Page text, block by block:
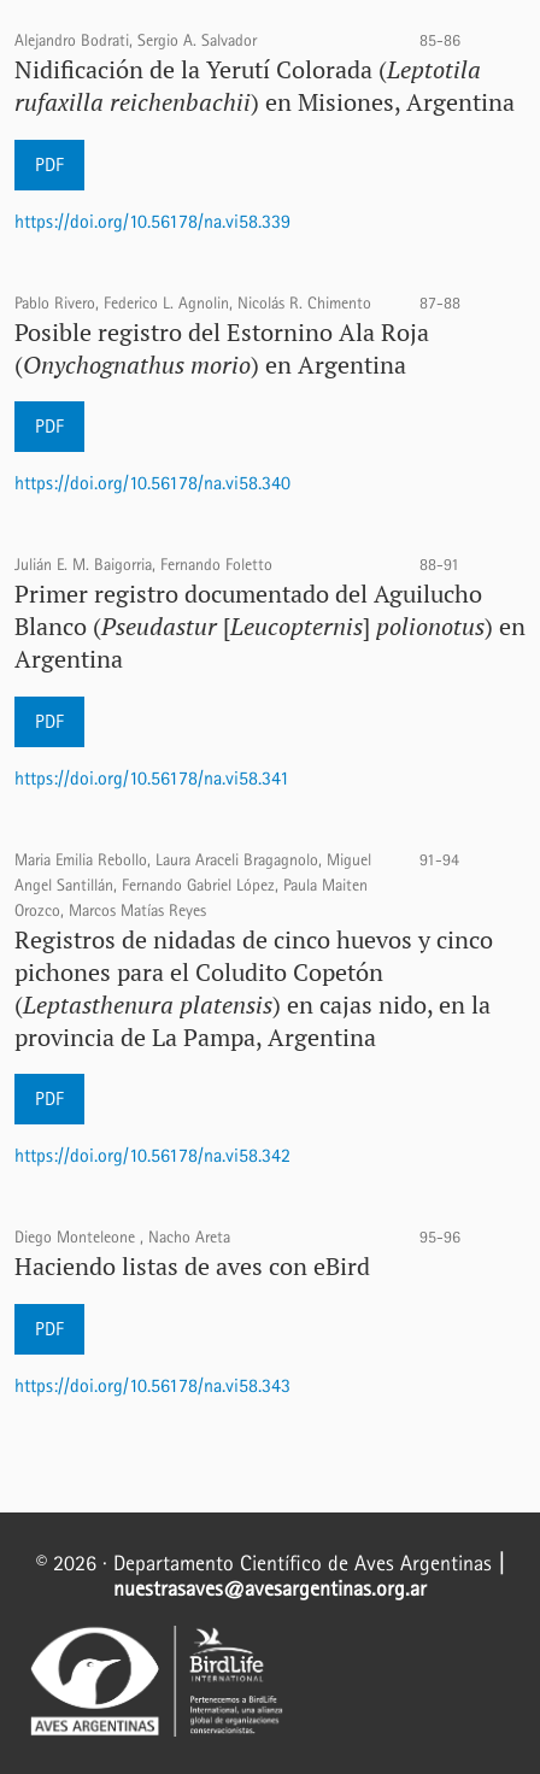
Alejandro Bodrati, Sergio A. Salvador 85-86
Nidificación de la Yerutí Colorada (Leptotila
rufaxilla reichenbachii) en Misiones, Argentina
PDF
https://doi.org/10.56178/na.vi58.339
Pablo Rivero, Federico L. Agnolin, Nicolás R. Chimento 87-88
Posible registro del Estornino Ala Roja
(Onychognathus morio) en Argentina
PDF
https://doi.org/10.56178/na.vi58.340
Julián E. M. Baigorria, Fernando Foletto 88-91
Primer registro documentado del Aguilucho
Blanco (Pseudastur[Leucopternis] polionotus) en
Argentina
PDF
https://doi.org/10.56178/na.vi58.341
Maria Emilia Rebollo, Laura Araceli Bragagnolo, Miguel
Angel Santillán, Fernando Gabriel López, Paula Maiten
Orozco, Marcos Matías Reyes
91-94
Registros de nidadas de cinco huevos y cinco
pichones para el Coludito Copetón
(Leptasthenura platensis) en cajas nido, en la
provincia de La Pampa, Argentina
PDF
https://doi.org/10.56178/na.vi58.342
Diego Monteleone , Nacho Areta 95-96
Haciendo listas de aves con eBird
PDF
https://doi.org/10.56178/na.vi58.343
© 2026 · Departamento Científico de Aves Argentinas
nuestrasaves@avesargentinas.org.ar